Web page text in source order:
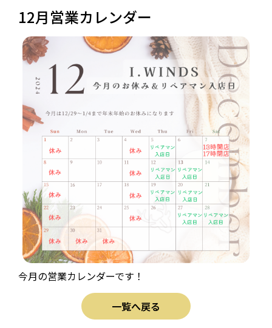
12月営業カレンダー
今月の営業カレンダーです！
一覧へ戻る